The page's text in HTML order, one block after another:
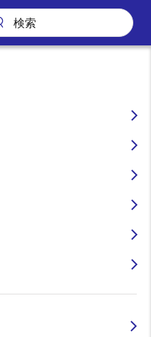
トワークEthernet TSNに対応す
レスに繋ぐ
ク
応する、
用 産業イー
「R-
開発
100万分の1秒以
モーション制